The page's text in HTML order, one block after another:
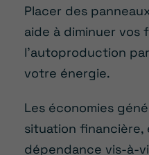
Placer des
aide à diminuer vos
l’autoproduction
votre énergie.
Les économies
situation
dépendance vis-à-